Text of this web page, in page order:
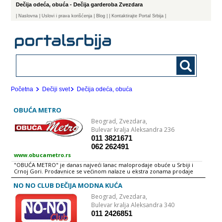
Dečija odeća, obuća - Dečija garderoba Zvezdara
Naslovna | Uslovi i prava korišćenja Blog | Kontaktirajte Portal Srbija |
Početna Dečiji svet Dečija odeća, obuća
OBUĆA METRO
Beograd, Zvezdara,
Bulevar kralja Aleksandra 236
011 3821671
062 262491
www.obucametro.rs
"OBUĆA METRO" je danas najveći lanac maloprodaje obuće u Srbiji i
Crnoj Gori. Prodavnice se većinom nalaze u ekstra zonama prodaje
SVAKO IMA PO NEŠTO, A MI IMAMO SVE. ONO ŠTO MI NEMAMO TO
VAMA NI NE TREBA.
NO NO CLUB DEČIJA MODNA KUĆA
Beograd, Zvezdara,
Bulevar kralja Aleksandra 340
011 2426851